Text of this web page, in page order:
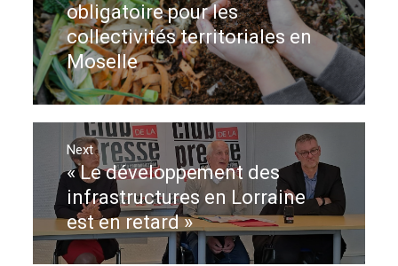
obligatoire pour les
collectivités territoriales en
Moselle
Next
Next
post:
« Le développement des
infrastructures en Lorraine
est en retard »